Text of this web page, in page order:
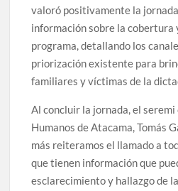
valoró positivamente la
información sobre la cobertura
programa, detallando los
priorización existente para
familiares y víctimas de la
Al concluir la jornada, el
Humanos de Atacama, Tomás
más reiteramos el llamado a
que tienen información que
esclarecimiento y hallazgo de